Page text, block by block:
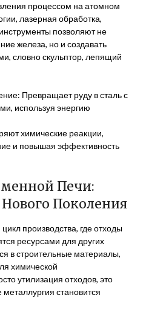
процессом на атомном
лазерная обработка,
позволяют не
железа, но и создавать
словно скульптор, лепящий
Превращает руду в сталь с
используя энергию
химические реакции,
и повышая эффективность
Печи:
Поколения
производства, где отходы
ресурсами для других
в строительные материалы,
химической
утилизация отходов, это
становится